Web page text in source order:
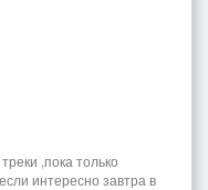
,пока только
интересно завтра в